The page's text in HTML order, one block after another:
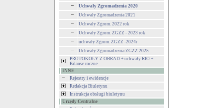
Uchwały Zgromadzenia 2020
Uchwały Zgromadzenia 2021
Uchwały Zgrom. 2022 rok
Uchwały Zgrom. ZGZZ - 2023 rok
uchwały Zgrom. ZGZZ -2024r
Uchwały Zgromadzenia ZGZZ 2025
PROTOKOŁY Z OBRAD + uchwały RIO +
Bilanse roczne
INNE
Rejestry i ewidencje
Redakcja Biuletynu
Instrukcja obsługi biuletynu
Urzędy Centralne